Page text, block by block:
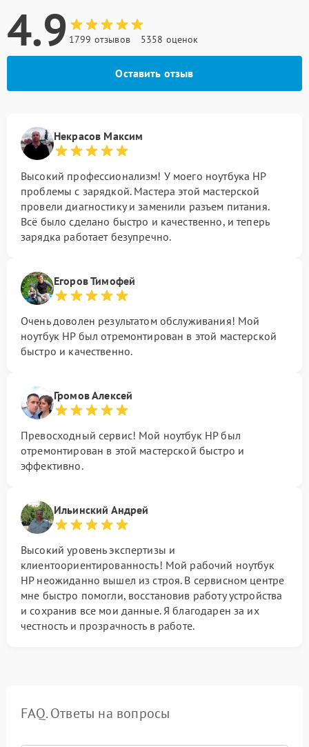
4.9 1799 отзывов 5358 оценок
Оставить отзыв
Некрасов Максим
Высокий профессионализм! У моего ноутбука HP
проблемы с зарядкой. Мастера этой мастерской
провели диагностику и заменили разъем питания.
Всё было сделано быстро и качественно, и теперь
зарядка работает безупречно.
Егоров Тимофей
Очень доволен результатом обслуживания! Мой
ноутбук HP был отремонтирован в этой мастерской
быстро и качественно.
Громов Алексей
Превосходный сервис! Мой ноутбук HP был
отремонтирован в этой мастерской быстро и
эффективно.
Ильинский Андрей
Высокий уровень экспертизы и
клиентоориентированность! Мой рабочий ноутбук
HP неожиданно вышел из строя. В сервисном центре
мне быстро помогли, восстановив работу устройства
и сохранив все мои данные. Я благодарен за их
честность и прозрачность в работе.
FAQ. Ответы на вопросы